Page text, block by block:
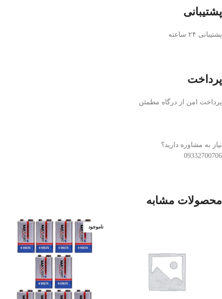
پشتیبانی
پشتیبانی ۲۴ ساعته
پرداخت
پرداخت امن از درگاه مطمئن
نیاز به مشاوره دارید؟
09332700706
محصولات مشابه
ناموجود